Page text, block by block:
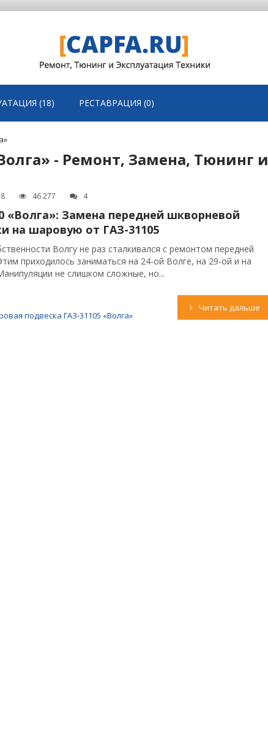
(18) РЕСТАВРАЦИЯ (0)
- Ремонт, Замена, Тюнинг и
46 277 4
«Волга»: Замена передней шкворневой
на шаровую от ГАЗ-31105
Волгу не раз сталкивался с ремонтом передней
приходилось заниматься на 24-ой Волге, на 29-ой и на
не слишком сложные, но...
подвеска ГАЗ-31105 «Волга»
Читать дальше